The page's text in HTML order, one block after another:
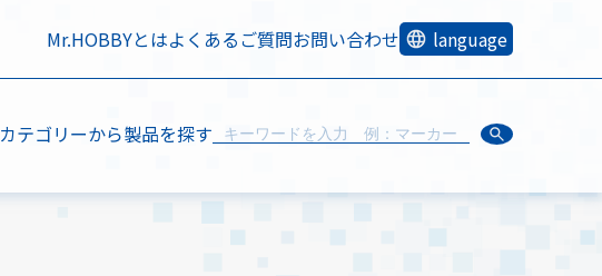
Mr.HOBBYとはよくあるご質問お問い合わせ language
カテゴリーから製品を探す